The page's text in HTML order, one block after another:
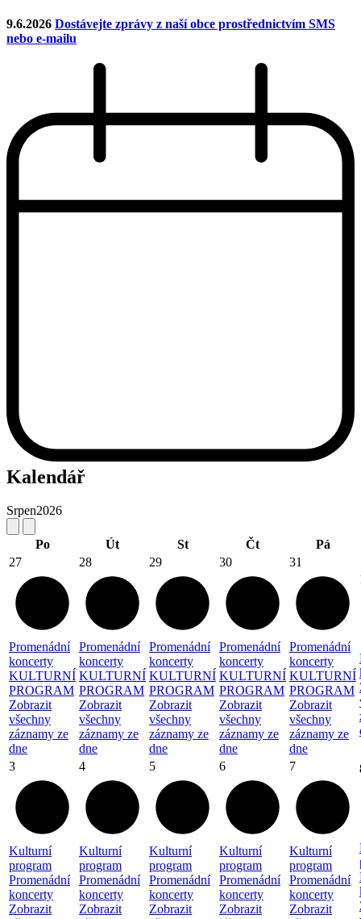
9.6.2026 Dostávejte zprávy z naší obce prostřednictvím SMS
nebo e-mailu
Kalendář
Srpen2026
Po Út St Čt
Pá
27
Promenádní
koncerty
KULTURNÍ
PROGRAM
Zobrazit
všechny
záznamy ze
dne
28
Promenádní
koncerty
KULTURNÍ
PROGRAM
Zobrazit
všechny
záznamy ze
dne
29
Promenádní
koncerty
KULTURNÍ
PROGRAM
Zobrazit
všechny
záznamy ze
dne
30
Promenádní
koncerty
KULTURNÍ
PROGRAM
Zobrazit
všechny
záznamy ze
dne
31
Promenádní
koncerty
KULTURNÍ
PROGRAM
Zobrazit
všechny
záznamy ze
dne
3
Kulturní
program
Promenádní
koncerty
Zobrazit
4
Kulturní
program
Promenádní
koncerty
Zobrazit
5
Kulturní
program
Promenádní
koncerty
Zobrazit
6
Kulturní
program
Promenádní
koncerty
Zobrazit
7
Kulturní
program
Promenádní
koncerty
Zobrazit